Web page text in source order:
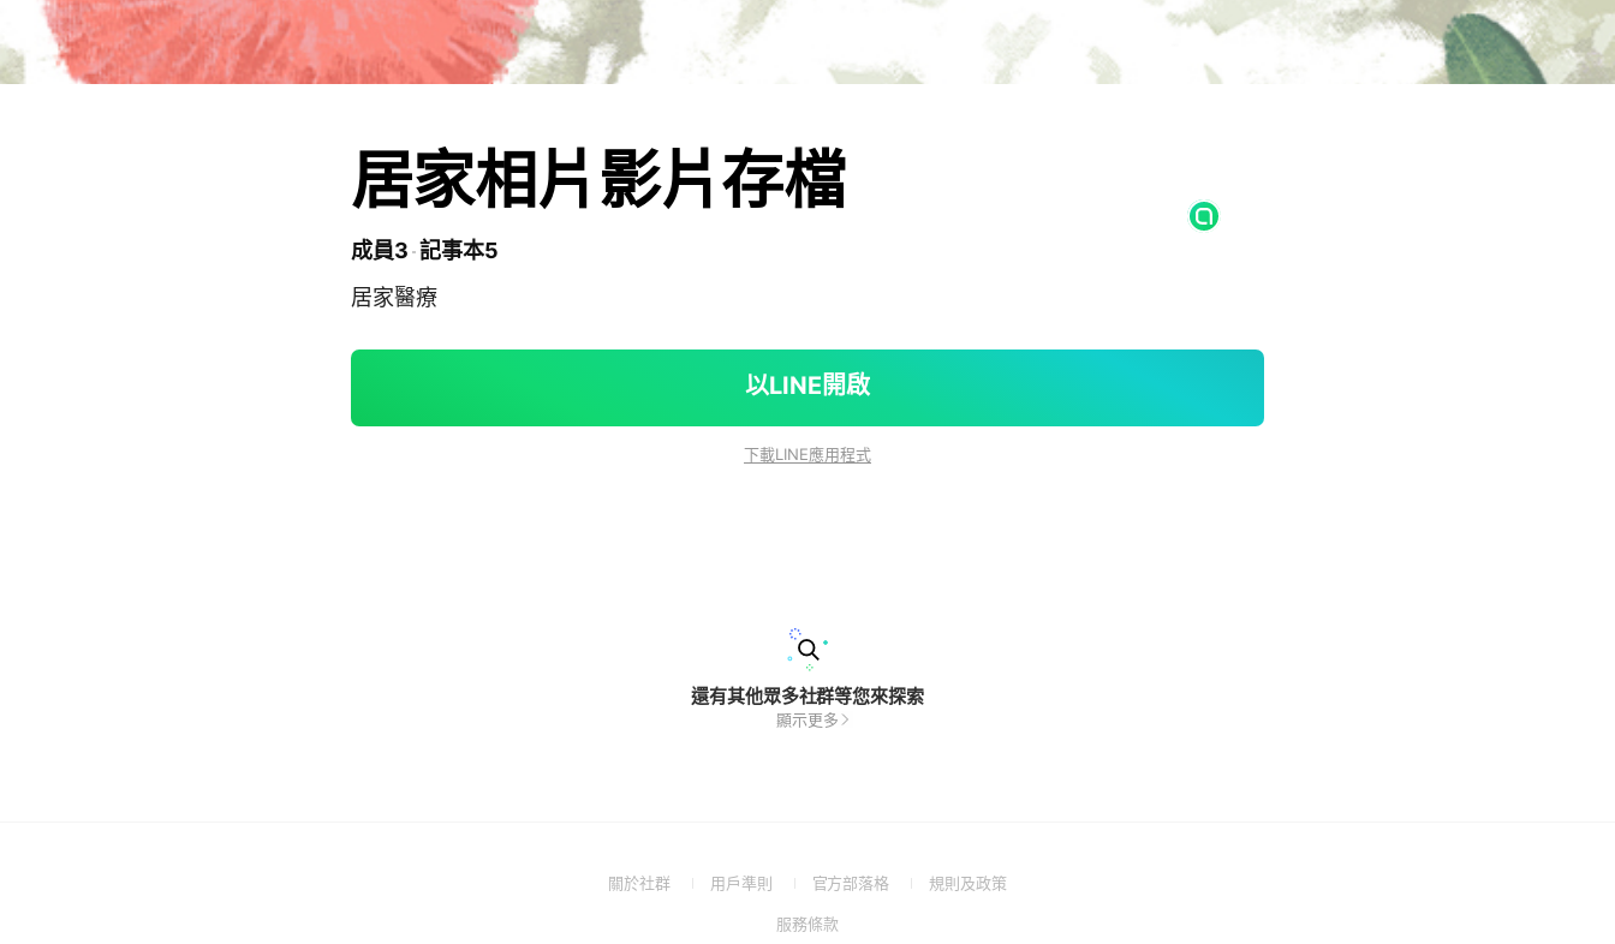
居家相片影片存檔
成員3 記事本5
居家醫療
以LINE開啟
下載LINE應用程式
還有其他眾多社群等您來探索
顯示更多
關於社群
(Open用戶準則
(Open
a
官方部落格
(Open規則及政策(Open
服務條款(Open